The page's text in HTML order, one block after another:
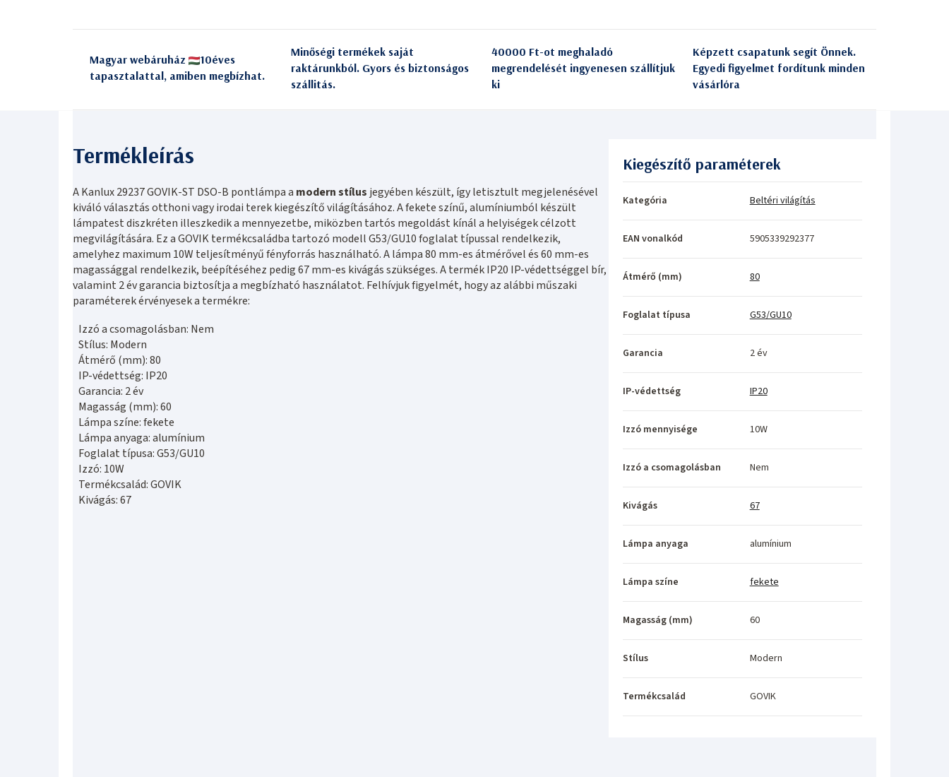
Magyar webáruház
10éves
tapasztalattal, amiben megbízhat.
Minőségi termékek saját
raktárunkból. Gyors és biztonságos
szállitás.
40000 Ft-ot meghaladó
megrendelését ingyenesen szállítjuk
ki
Képzett csapatunk segít Önnek.
Egyedi figyelmet fordítunk minden
vásárlóra
A Kanlux 29237 GOVIK-ST DSO-B pontlámpa a modern stílus jegyében készült, így letisztult megjelenésével
kiváló választás otthoni vagy irodai terek kiegészítő világításához. A fekete színű, alumíniumból készült
lámpatest diszkréten illeszkedik a mennyezetbe, miközben tartós megoldást kínál a helyiségek célzott
megvilágítására. Ez a GOVIK termékcsaládba tartozó modell G53/GU10 foglalat típussal rendelkezik,
amelyhez maximum 10W teljesítményű fényforrás használható. A lámpa 80 mm-es átmérővel és 60 mm-es
magassággal rendelkezik, beépítéséhez pedig 67 mm-es kivágás szükséges. A termék IP20 IP-védettséggel bír,
valamint 2 év garancia biztosítja a megbízható használatot. Felhívjuk figyelmét, hogy az alábbi műszaki
paraméterek érvényesek a termékre:
Izzó a csomagolásban: Nem
Stílus: Modern
Átmérő (mm): 80
IP-védettség: IP20
Garancia: 2 év
Magasság (mm): 60
Lámpa színe: fekete
Lámpa anyaga: alumínium
Foglalat típusa: G53/GU10
Izzó: 10W
Termékcsalád: GOVIK
Kivágás: 67
Kiegészítő paraméterek
Kategória Beltéri világítás
EAN vonalkód 5905339292377
Átmérő (mm) 80
Foglalat típusa G53/GU10
Garancia 2 év
IP-védettség IP20
Izzó mennyisége 10W
Izzó a csomagolásban Nem
Kivágás 67
Lámpa anyaga alumínium
Lámpa színe fekete
Magasság (mm) 60
Stílus Modern
Termékcsalád GOVIK